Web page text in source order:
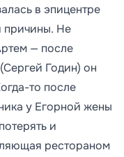
в эпицентре
причины. Не
— после
Годин) он
то после
у Егорной жены
и
рестораном